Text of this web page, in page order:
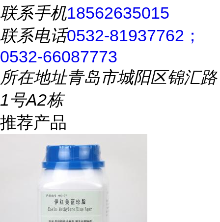
联系手机18562635015
联系电话0532-81937762；
0532-66087773
所在地址青岛市城阳区锦汇路
1号A2栋
推荐产品